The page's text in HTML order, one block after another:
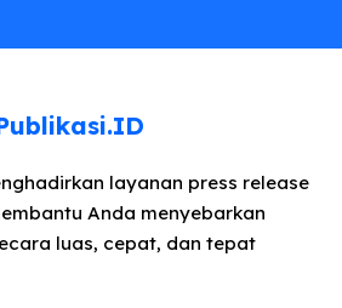
layanan press release
Anda menyebarkan
luas, cepat, dan tepat